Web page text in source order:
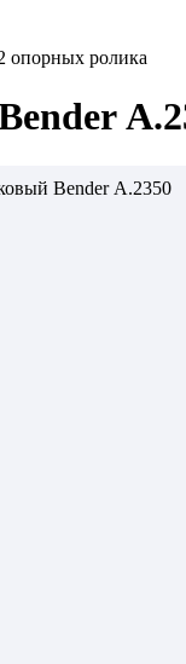
опорных ролика